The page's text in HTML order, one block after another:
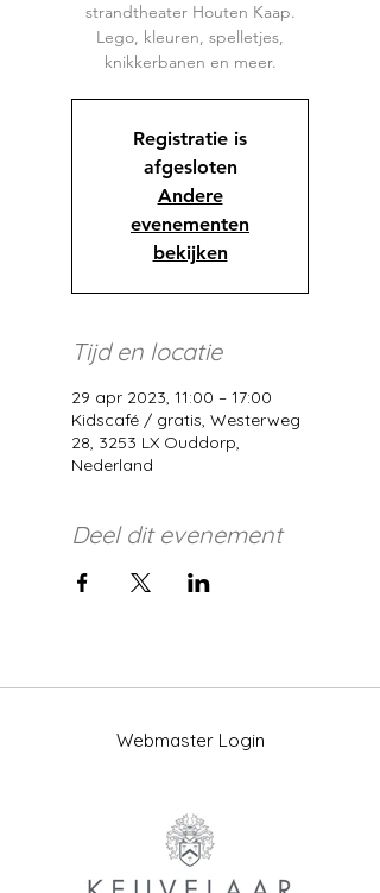
strandtheater Houten Kaap.
Lego, kleuren, spelletjes,
knikkerbanen en meer.
Registratie is
afgesloten
Andere
evenementen
bekijken
Tijd en locatie
29 apr 2023, 11:00 – 17:00
Kidscafé / gratis, Westerweg
28, 3253 LX Ouddorp,
Nederland
Deel dit evenement
Webmaster Login